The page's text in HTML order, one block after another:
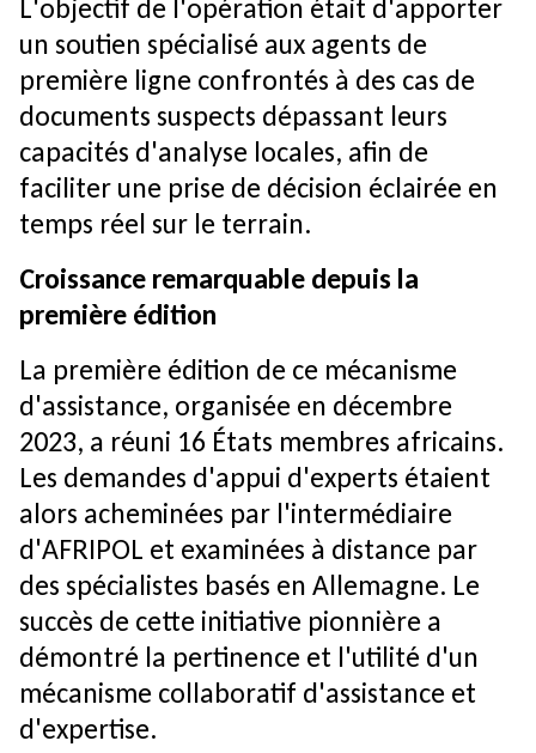
L'objectif de l'opération était d'apporter
un soutien spécialisé aux agents de
première ligne confrontés à des cas de
documents suspects dépassant leurs
capacités d'analyse locales, afin de
faciliter une prise de décision éclairée en
temps réel sur le terrain.
Croissance remarquable depuis la
première édition
La première édition de ce mécanisme
d'assistance, organisée en décembre
2023, a réuni 16 États membres africains.
Les demandes d'appui d'experts étaient
alors acheminées par l'intermédiaire
d'AFRIPOL et examinées à distance par
des spécialistes basés en Allemagne. Le
succès de cette initiative pionnière a
démontré la pertinence et l'utilité d'un
mécanisme collaboratif d'assistance et
d'expertise.